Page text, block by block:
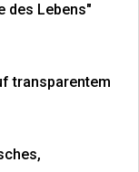
des Lebens"
transparentem